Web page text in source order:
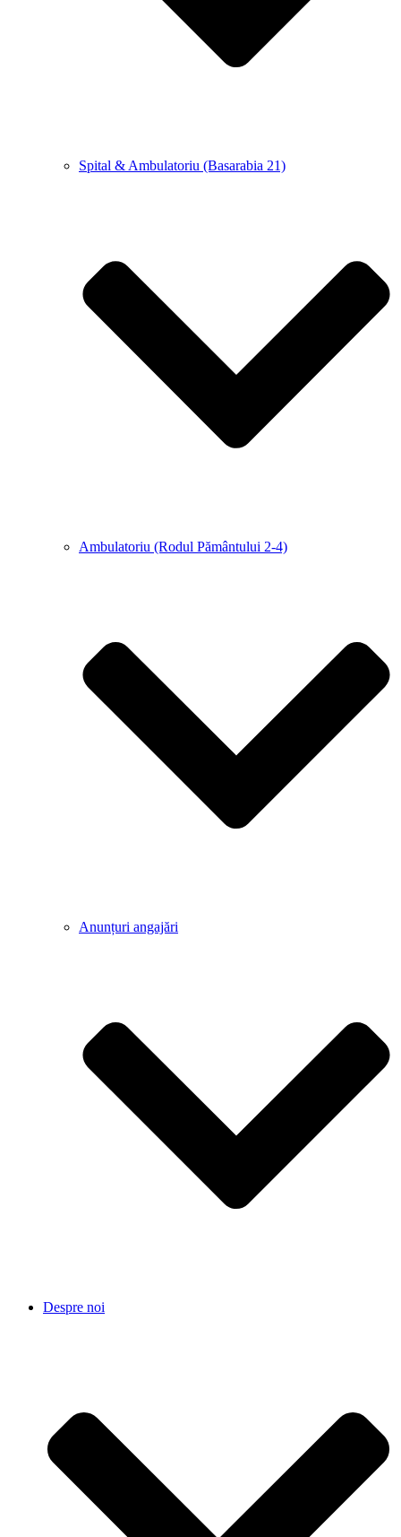
Spital & Ambulatoriu (Basarabia 21)
Ambulatoriu (Rodul Pământului 2-4)
Anunțuri angajări
Despre noi